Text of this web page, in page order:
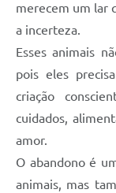
Legislação
merecem um lar
a incerteza.
Esses animais
pois eles
criação
cuidados,
amor.
O abandono é
animais, mas